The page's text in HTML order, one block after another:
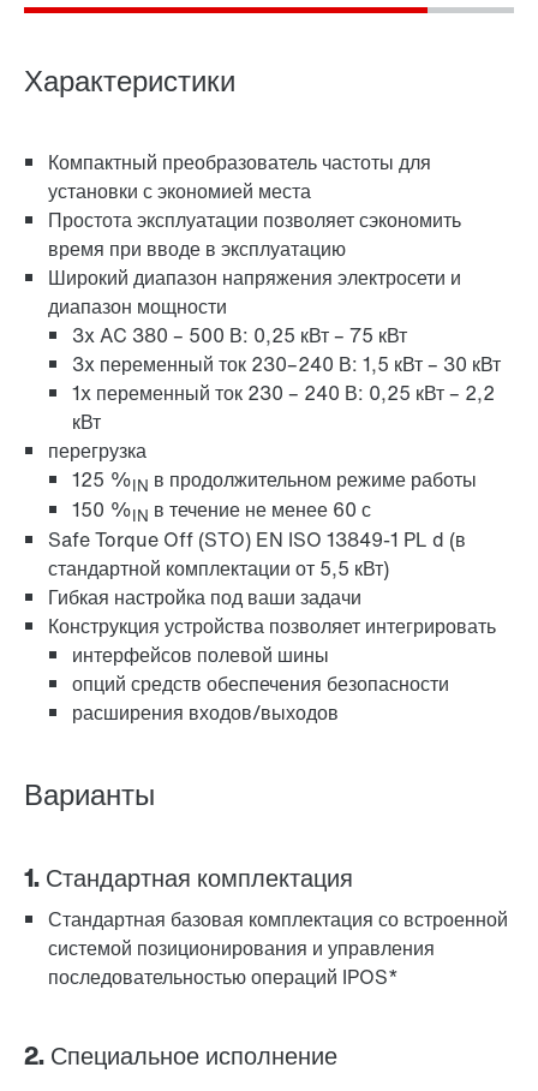
Техника управления
Характеристики
Компактный преобразователь частоты для
установки с экономией места
Простота эксплуатации позволяет сэкономить
время при вводе в эксплуатацию
Широкий диапазон напряжения электросети и
диапазон мощности
3x AC 380 – 500 В: 0,25 кВт – 75 кВт
3x переменный ток 230–240 В: 1,5 кВт – 30 кВт
1x переменный ток 230 – 240 В: 0,25 кВт – 2,2
кВт
перегрузка
125 %IN в продолжительном режиме работы
150 %IN в течение не менее 60 с
Safe Torque Off (STO) EN ISO 13849-1 PL d (в
стандартной комплектации от 5,5 кВт)
Гибкая настройка под ваши задачи
Конструкция устройства позволяет интегрировать
интерфейсов полевой шины
опций средств обеспечения безопасности
расширения входов/выходов
Варианты
1. Стандартная комплектация
Стандартная базовая комплектация со встроенной
системой позиционирования и управления
последовательностью операций IPOS*
2. Специальное исполнение